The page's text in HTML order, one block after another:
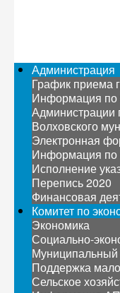
Администрация
График приема
Информация
Администрации
Волховского
Электронная
Информация по
Исполнение
Перепись 2020
Финансовая
Комитет по
Экономика
Социально-
Муниципальный
Поддержка
Сельское